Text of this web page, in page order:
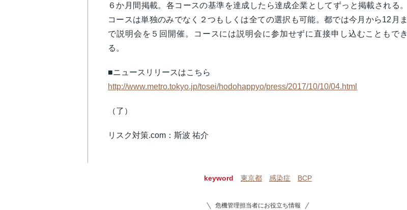
６か月間掲載。各コースの基準を達成したら達成企業としてずっと掲載される。
コースは単独のみでなく２つもしくは全ての選択も可能。都では今月から12月ま
で説明会を５回開催。コースには説明会に参加せずに直接申し込むこともでき
る。
■ニュースリリースはこちら
http://www.metro.tokyo.jp/tosei/hodohappyo/press/2017/10/10/04.html
（了）
リスク対策.com：斯波 祐介
keyword 東京都 感染症 BCP
危機管理担当者にお役立ち情報